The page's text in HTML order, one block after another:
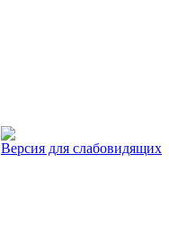
Версия для слабовидящих